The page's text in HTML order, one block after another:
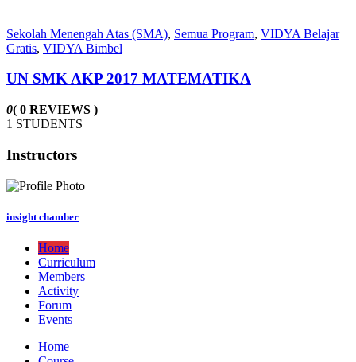
Sekolah Menengah Atas (SMA), Semua Program, VIDYA Belajar
Gratis, VIDYA Bimbel
UN SMK AKP 2017 MATEMATIKA
0( 0 REVIEWS )
1 STUDENTS
Instructors
insight chamber
Home
Curriculum
Members
Activity
Forum
Events
Home